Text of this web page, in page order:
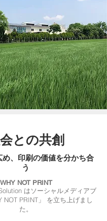
との共創
め、印刷の価値を分かち合
う
WHY NOT PRINT
はソーシャルメディアブ
NOT PRINT」 を立ち上げまし
た。